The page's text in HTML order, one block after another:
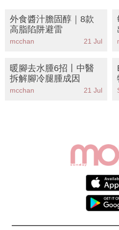
外食醬汁膽固醇｜8款
高脂陷阱避雷
mcchan 21 Jul
暖腳去水腫6招丨中醫
拆解腳冷腿腫成因
mcchan 21 Jul